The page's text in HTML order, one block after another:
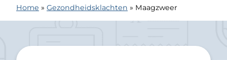
Home » Gezondheidsklachten » Maagzweer